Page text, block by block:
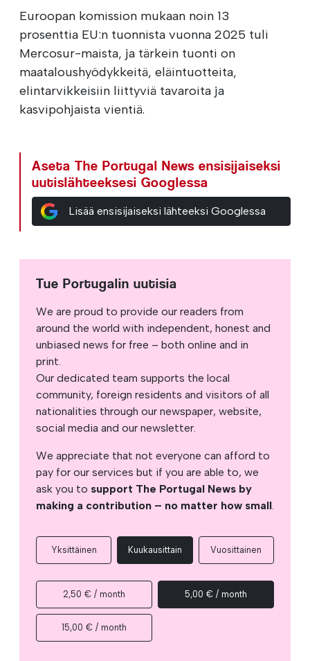
Euroopan komission mukaan noin 13
prosenttia EU:n tuonnista vuonna 2025 tuli
Mercosur-maista, ja tärkein tuonti on
maataloushyödykkeitä, eläintuotteita,
elintarvikkeisiin liittyviä tavaroita ja
kasvipohjaista vientiä.
Aseta The Portugal News ensisijaiseksi
uutislähteeksesi Googlessa
Lisää ensisijaiseksi lähteeksi Googlessa
Tue Portugalin uutisia
We are proud to provide our readers from
around the world with independent, honest and
unbiased news for free – both online and in
print.
Our dedicated team supports the local
community, foreign residents and visitors of all
nationalities through our newspaper, website,
social media and our newsletter.
We appreciate that not everyone can afford to
pay for our services but if you are able to, we
ask you to support The Portugal News by
making a contribution – no matter how small.
Yksittäinen Kuukausittain Vuosittainen
2,50 € / month 5,00 € / month
15,00 € / month